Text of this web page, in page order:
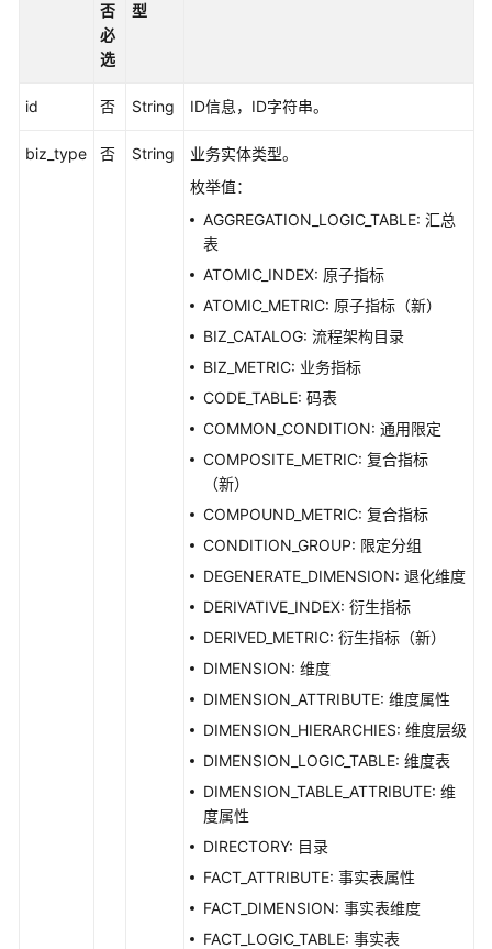
用
否
必
选
型
id 否 String ID信息，ID字符串。
biz_type 否 String
业务实体类型。
枚举值：
AGGREGATION_LOGIC_TABLE: 汇总
表
ATOMIC_INDEX: 原子指标
ATOMIC_METRIC: 原子指标（新）
BIZ_CATALOG: 流程架构目录
BIZ_METRIC: 业务指标
CODE_TABLE: 码表
COMMON_CONDITION: 通用限定
COMPOSITE_METRIC: 复合指标
（新）
COMPOUND_METRIC: 复合指标
CONDITION_GROUP: 限定分组
DEGENERATE_DIMENSION: 退化维度
DERIVATIVE_INDEX: 衍生指标
DERIVED_METRIC: 衍生指标（新）
DIMENSION: 维度
DIMENSION_ATTRIBUTE: 维度属性
DIMENSION_HIERARCHIES: 维度层级
DIMENSION_LOGIC_TABLE: 维度表
DIMENSION_TABLE_ATTRIBUTE: 维
度属性
DIRECTORY: 目录
FACT_ATTRIBUTE: 事实表属性
FACT_DIMENSION: 事实表维度
FACT_LOGIC_TABLE: 事实表